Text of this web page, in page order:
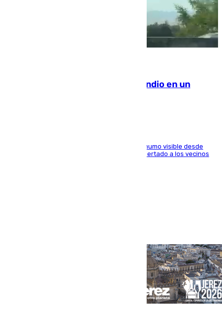
Los Bomberos combaten un incendio en un
El fuego ha levantado una densa columna de humo visible desde
distintos puntos del Área Metropolitana y ha alertado a los vecinos